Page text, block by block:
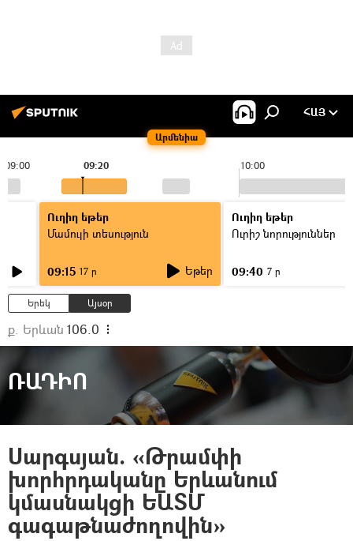
Արմենիա
ՀԱՅ
09:00 10:00
09:20
Ուղիղ եթեր
Մամուլի տեսություն
09:15 17 ր Եթեր
Ուղիղ եթեր
Ուրիշ նորություններ
09:40 7 ր
Երեկ Այսօր
ք. Երևան 106.0
ՌԱԴԻՈ
Սարգսյան. «Թրամփի
խորհրդականը Երևանում
կմասնակցի ԵԱՏՄ
գագաթնաժողովին»